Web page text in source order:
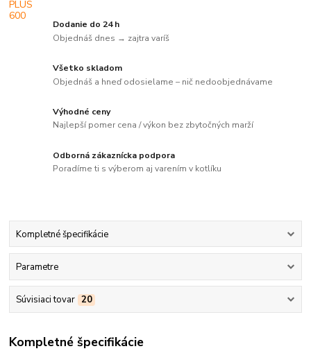
Dodanie do 24 h
Objednáš dnes → zajtra varíš
Všetko skladom
Objednáš a hneď odosielame – nič nedoobjednávame
Výhodné ceny
Najlepší pomer cena / výkon bez zbytočných marží
Odborná zákaznícka podpora
Poradíme ti s výberom aj varením v kotlíku
Kompletné špecifikácie
Parametre
Súvisiaci tovar 20
Kompletné špecifikácie